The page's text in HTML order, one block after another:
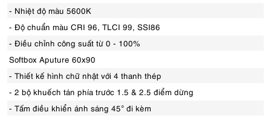
- Nhiệt độ màu 5600K
- Độ chuẩn màu CRI 96, TLCI 99, SSI86
- Điều chỉnh công suất từ 0 - 100%
Softbox Aputure 60x90
- Thiết kế hình chữ nhật với 4 thanh thép
- 2 bộ khuếch tán phía trước 1.5 & 2.5 điểm dừng
- Tấm điều khiển ánh sáng 45° đi kèm